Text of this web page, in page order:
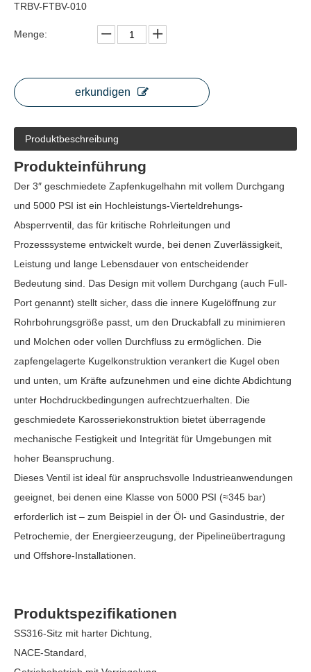
TRBV-FTBV-010
Menge:
erkundigen
Produktbeschreibung
Produkteinführung
Der 3″ geschmiedete Zapfenkugelhahn mit vollem Durchgang
und 5000 PSI ist ein Hochleistungs-Vierteldrehungs-
Absperrventil, das für kritische Rohrleitungen und
Prozesssysteme entwickelt wurde, bei denen Zuverlässigkeit,
Leistung und lange Lebensdauer von entscheidender
Bedeutung sind. Das Design mit vollem Durchgang (auch Full-
Port genannt) stellt sicher, dass die innere Kugelöffnung zur
Rohrbohrungsgröße passt, um den Druckabfall zu minimieren
und Molchen oder vollen Durchfluss zu ermöglichen. Die
zapfengelagerte Kugelkonstruktion verankert die Kugel oben
und unten, um Kräfte aufzunehmen und eine dichte Abdichtung
unter Hochdruckbedingungen aufrechtzuerhalten. Die
geschmiedete Karosseriekonstruktion bietet überragende
mechanische Festigkeit und Integrität für Umgebungen mit
hoher Beanspruchung.
Dieses Ventil ist ideal für anspruchsvolle Industrieanwendungen
geeignet, bei denen eine Klasse von 5000 PSI (≈345 bar)
erforderlich ist – zum Beispiel in der Öl- und Gasindustrie, der
Petrochemie, der Energieerzeugung, der Pipelineübertragung
und Offshore-Installationen.
Produktspezifikationen
SS316-Sitz mit harter Dichtung,
NACE-Standard,